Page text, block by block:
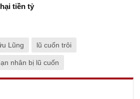
tiền tỷ
Lũng lũ cuốn trôi
nhân bị lũ cuốn